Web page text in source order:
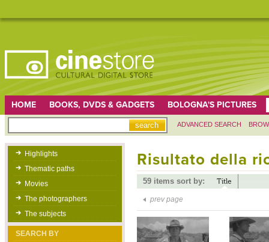
HOME BOOKS, DVDS & GADGETS BOLOGNA'S PICTURES
ADVANCED SEARCH
Highlights
Thematic paths
Movies
The photographers
The subjects
SEARCH BY
Risultato della
59 items sort by: Title
prev page